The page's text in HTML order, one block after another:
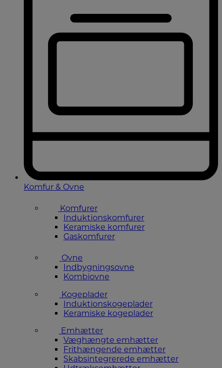
Komfur & Ovne
Komfurer
Induktionskomfurer
Keramiske komfurer
Gaskomfurer
Ovne
Indbygningsovne
Kombiovne
Kogeplader
Induktionskogeplader
Keramiske kogeplader
Emhætter
Væghængte emhætter
Frithængende emhætter
Skabsintegrerede emhætter